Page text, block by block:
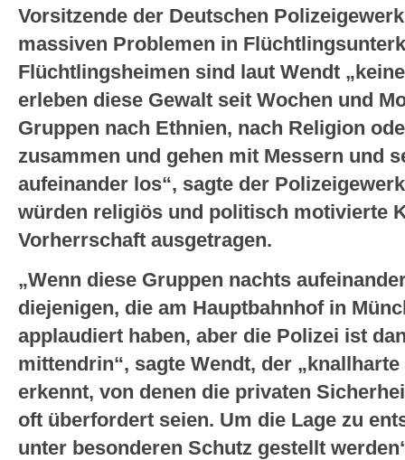
Vorsitzende der Deutschen
massiven Problemen in
Flüchtlingsheimen sind laut Wendt
erleben diese Gewalt seit Wochen und
Gruppen nach Ethnien, nach Religion
zusammen und gehen mit Messern und
aufeinander los“, sagte der
würden religiös und politisch motivierte
Vorherrschaft ausgetragen.
„Wenn diese Gruppen nachts
diejenigen, die am Hauptbahnhof in
applaudiert haben, aber die Polizei ist
mittendrin“, sagte Wendt, der
erkennt, von denen die privaten
oft überfordert seien. Um die Lage zu
unter besonderen Schutz gestellt